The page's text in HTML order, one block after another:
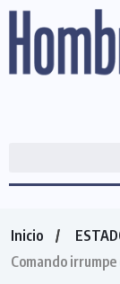
Inicio
Comando